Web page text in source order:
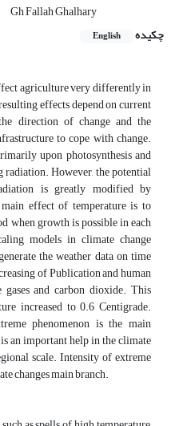
Gh Fallah Ghalhary
چکیده
English
agriculture very differently in
effects depend on current
direction of change and the
to cope with change.
upon photosynthesis and
radiation. However, the potential
is greatly modified by
effect of temperature is to
when growth is possible in each
models in climate change
the weather data on time
of Publication and human
and carbon dioxide. This
increased to 0.6 Centigrade.
phenomenon is the main
an important help in the climate
scale. Intensity of extreme
changes main branch.